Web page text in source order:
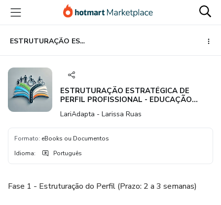
para
conteúdo
principal
para
pagamento
para
rodapé
ESTRUTURAÇÃO ESTRATÉGICA DE PERFIL PROFISSIONAL - EDUCAÇÃO INCLUSIVA
ESTRUTURAÇÃO ESTRATÉGICA DE
PERFIL PROFISSIONAL - EDUCAÇÃO
LariAdapta - Larissa Ruas
Formato: eBooks ou Documentos
Idioma: Português
Fase 1 - Estruturação do Perfil (Prazo: 2 a 3 semanas)